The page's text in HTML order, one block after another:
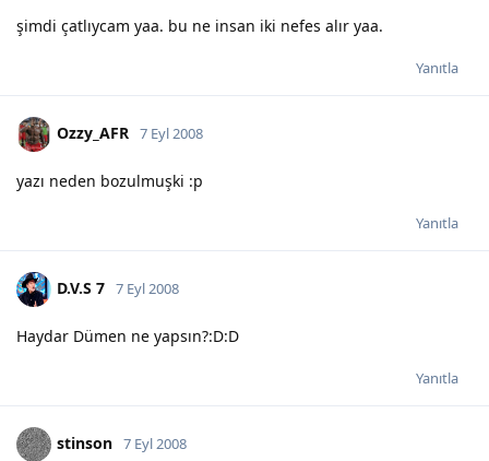
şimdi çatlıycam yaa. bu ne insan iki nefes alır yaa.
Yanıtla
Ozzy_AFR 7 Eyl 2008
yazı neden bozulmuşki :p
Yanıtla
D.V.S 7 7 Eyl 2008
Haydar Dümen ne yapsın?:D:D
Yanıtla
stinson 7 Eyl 2008